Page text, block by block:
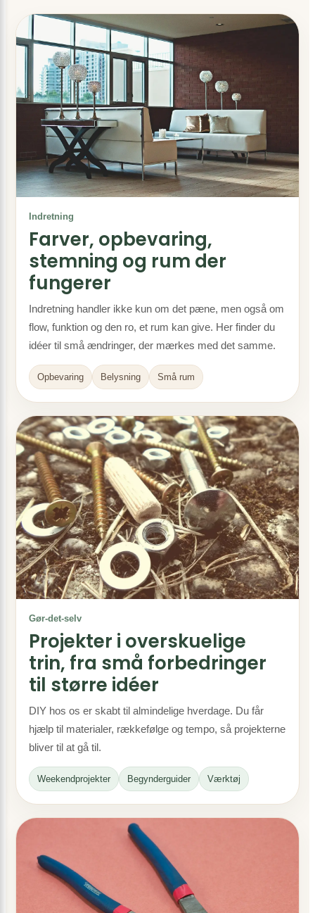
Indretning
Farver, opbevaring,
stemning og rum der
fungerer
Indretning handler ikke kun om det pæne, men også om
flow, funktion og den ro, et rum kan give. Her finder du
idéer til små ændringer, der mærkes med det samme.
Opbevaring Belysning Små rum
Gør-det-selv
Projekter i overskuelige
trin, fra små forbedringer
til større idéer
DIY hos os er skabt til almindelige hverdage. Du får
hjælp til materialer, rækkefølge og tempo, så projekterne
bliver til at gå til.
Weekendprojekter Begynderguider Værktøj